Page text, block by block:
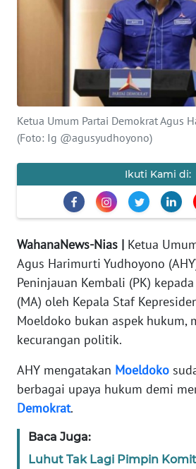
Ketua Umum Partai Demokrat Agus
(Foto: Ig @agusyudhoyono)
Ikuti Kami di:
WahanaNews-Nias | Ketua
Agus Harimurti Yudhoyono
Peninjauan Kembali (PK)
(MA) oleh Kepala Staf
Moeldoko bukan aspek hukum,
kecurangan politik.
AHY mengatakan Moeldoko
berbagai upaya hukum demi
Demokrat.
Baca Juga:
Luhut Tak Lagi Pimpin
SERBI
Informasi
BERITA
KAMI
INFO
IKLAN
TENTANG
KAMI
MEDIA
SIBER